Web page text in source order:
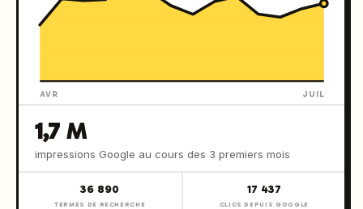
AVR JUIL
1,7 M
impressions Google au cours des 3 premiers mois
36 890
TERMES DE RECHERCHE
17 437
CLICS DEPUIS GOOGLE